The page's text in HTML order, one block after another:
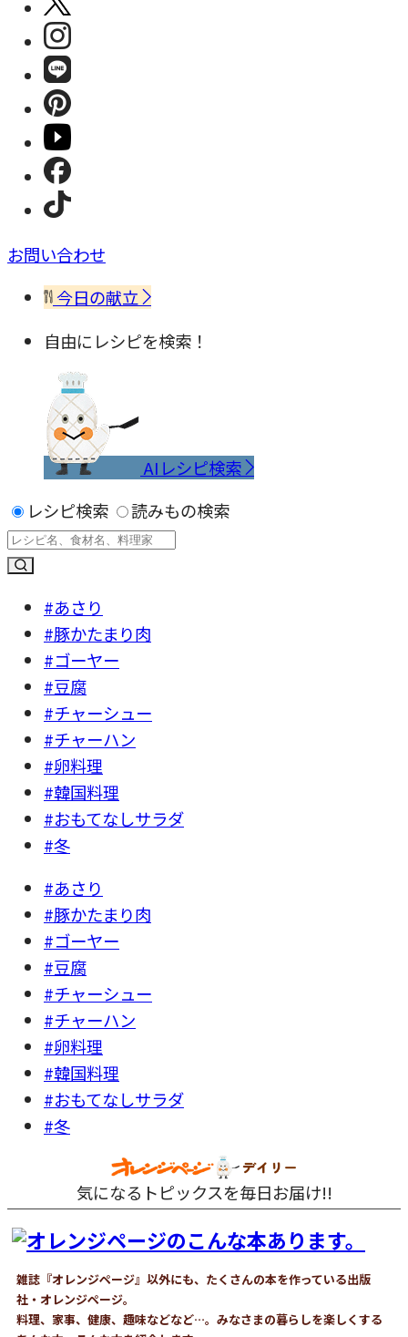
お問い合わせ
今日の献立
自由にレシピを検索！
AIレシピ検索
レシピ検索
読みもの検索
#あさり
#豚かたまり肉
#ゴーヤー
#豆腐
#チャーシュー
#チャーハン
#卵料理
#韓国料理
#おもてなしサラダ
#冬
#あさり
#豚かたまり肉
#ゴーヤー
#豆腐
#チャーシュー
#チャーハン
#卵料理
#韓国料理
#おもてなしサラダ
#冬
気になるトピックスを毎日お届け!!
雑誌『オレンジページ』以外にも、たくさんの本を作っている出版
社・オレンジページ。
料理、家事、健康、趣味などなど…。みなさまの暮らしを楽しくする